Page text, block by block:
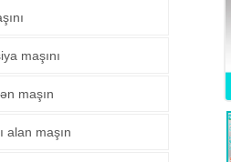
maşını
maşın
alan maşın